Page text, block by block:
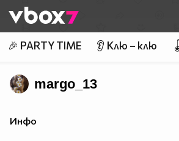
👾
🎉 PARTY TIME 👂 Клю – клю
margo_13
Инфо